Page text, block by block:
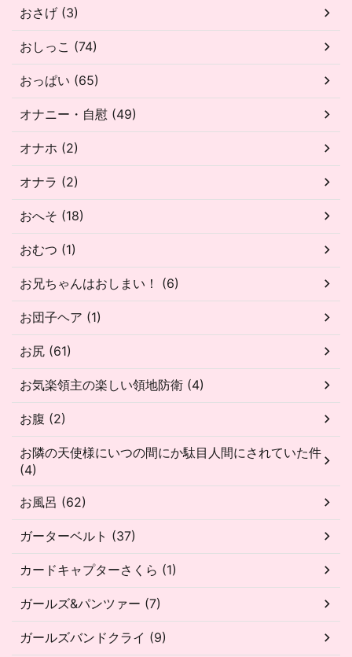
おさげ (3)
おしっこ (74)
おっぱい (65)
オナニー・自慰 (49)
オナホ (2)
オナラ (2)
おへそ (18)
おむつ (1)
お兄ちゃんはおしまい！ (6)
お団子ヘア (1)
お尻 (61)
お気楽領主の楽しい領地防衛 (4)
お腹 (2)
お隣の天使様にいつの間にか駄目人間にされていた件
(4)
お風呂 (62)
ガーターベルト (37)
カードキャプターさくら (1)
ガールズ&パンツァー (7)
ガールズバンドクライ (9)